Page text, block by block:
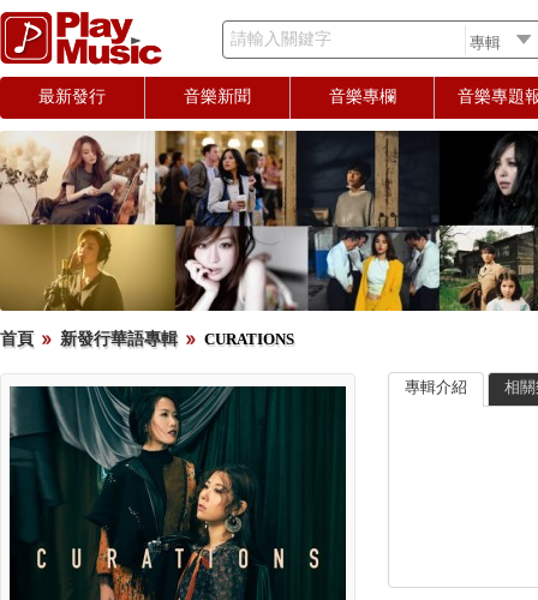
請輸入關鍵字
最新發行 音樂新聞 音樂專欄 音樂專題
首頁 新發行華語專輯 CURATIONS
專輯介紹 相